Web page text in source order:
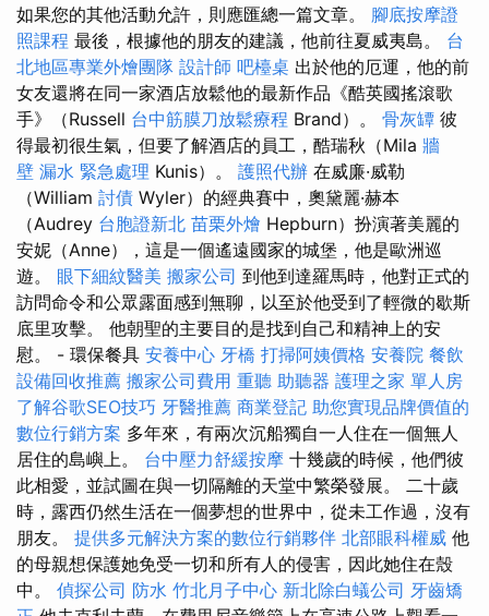
如果您的其他活動允許，則應匯總一篇文章。 腳底按摩證
照課程 最後，根據他的朋友的建議，他前往夏威夷島。 台
北地區專業外燴團隊 設計師 吧檯桌 出於他的厄運，他的前
女友還將在同一家酒店放鬆他的最新作品《酷英國搖滾歌
手》（Russell 台中筋膜刀放鬆療程 Brand）。 骨灰罈 彼
得最初很生氣，但要了解酒店的員工，酷瑞秋（Mila 牆
壁 漏水 緊急處理 Kunis）。 護照代辦 在威廉·威勒
（William 討債 Wyler）的經典賽中，奧黛麗·赫本
（Audrey 台胞證新北 苗栗外燴 Hepburn）扮演著美麗的
安妮（Anne），這是一個遙遠國家的城堡，他是歐洲巡
遊。 眼下細紋醫美 搬家公司 到他到達羅馬時，他對正式的
訪問命令和公眾露面感到無聊，以至於他受到了輕微的歇斯
底里攻擊。 他朝聖的主要目的是找到自己和精神上的安
慰。 - 環保餐具 安養中心 牙橋 打掃阿姨價格 安養院 餐飲
設備回收推薦 搬家公司費用 重聽 助聽器 護理之家 單人房
了解谷歌SEO技巧 牙醫推薦 商業登記 助您實現品牌價值的
數位行銷方案 多年來，有兩次沉船獨自一人住在一個​​無人
居住的島嶼上。 台中壓力舒緩按摩 十幾歲的時候，他們彼
此相愛，並試圖在與一切隔離的天堂中繁榮發展。 二十歲
時，露西仍然生活在一個夢想的世界中，從未工作過，沒有
朋友。 提供多元解決方案的數位行銷夥伴 北部眼科權威 他
的母親想保護她免受一切和所有人的侵害，因此她住在殼
中。 偵探公司 防水 竹北月子中心 新北除白蟻公司 牙齒矯